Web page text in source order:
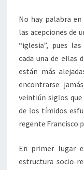
No hay palabra
las acepciones de
“iglesia”, pues
cada una de ellas
están más
encontrarse
veintiún siglos
de los tímidos
regente Francisco
En primer lugar
estructura socio-